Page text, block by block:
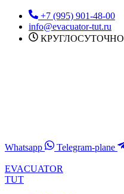
Перейти
содержимому
+7 (995) 901-48-00
info@evacuator-tut.ru
КРУГЛОСУТОЧНО
Whatsapp Telegram-plane
EVACUATOR
TUT